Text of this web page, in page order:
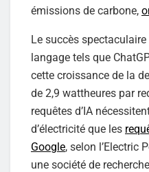
émissions de carbone,
Le succès
langage tels que
cette croissance de la
de 2,9 wattheures par
requêtes d’IA
d’électricité que les
Google, selon l’Electric
une société de